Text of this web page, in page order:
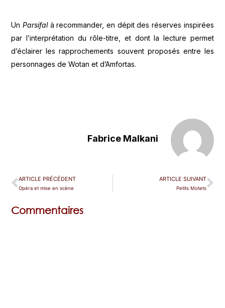
UnParsifalà recommander, en dépit des réserves inspirées
par l’interprétation du rôle-titre, et dont la lecture permet
d’éclairer les rapprochements souvent proposés entre les
personnages de Wotan et d’Amfortas.
Fabrice Malkani
ARTICLE PRÉCÉDENT
Opéra et mise en scène
ARTICLE SUIVANT
Petits Motets
Commentaires